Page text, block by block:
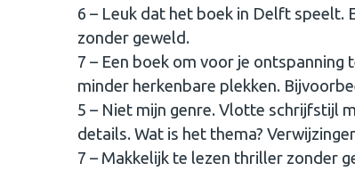
6 – Leuk dat het boek in Delft speelt.
zonder geweld.
7 – Een boek om voor je
minder herkenbare plekken.
5 – Niet mijn genre. Vlotte schrijfstijl
details. Wat is het thema?
7 – Makkelijk te lezen thriller zonder